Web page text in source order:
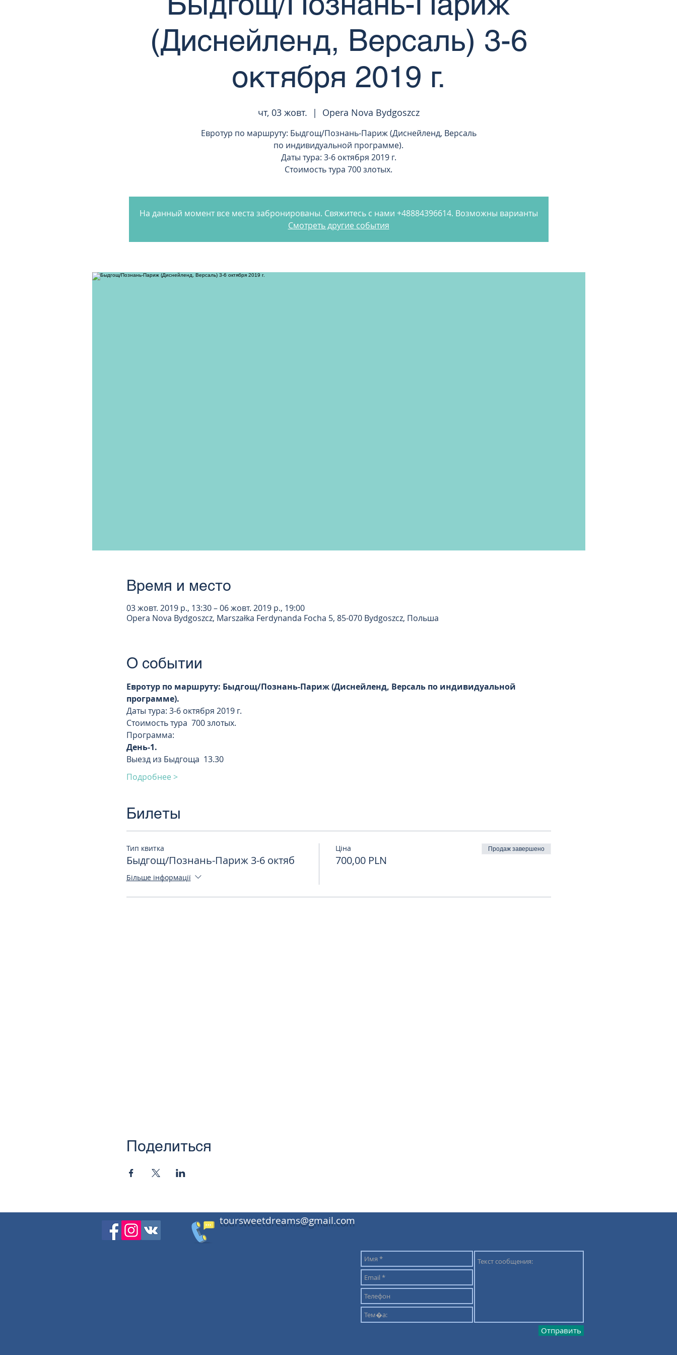
(Диснейленд, Версаль) 3-6
октября 2019 г.
чт, 03 жовт.
  |
Opera Nova Bydgoszcz
Евротур по маршруту: Быдгощ/Познань-Париж (Диснейленд, Версаль
по индивидуальной программе).
Даты тура: 3-6 октября 2019 г.
Стоимость тура 700 злотых.
На данный момент все места забронированы. Свяжитесь с нами +48884396614. Возможны варианты
Смотреть другие события
Время и место
03 жовт. 2019 р., 13:30 – 06 жовт. 2019 р., 19:00
Opera Nova Bydgoszcz, Marszałka Ferdynanda Focha 5, 85-070 Bydgoszcz, Польша
О событии
Евротур по маршруту: Быдгощ/Познань-Париж (Диснейленд, Версаль по индивидуальной
программе).
Даты тура: 3-6 октября 2019 г.
Стоимость тура  700 злотых.
Программа:
День-1.
Выезд из Быдгоща  13.30
Подробнее >
Билеты
Тип квитка
Быдгощ/Познань-Париж 3-6 октяб
Більше інформації
Ціна
700,00 PLN
Продаж завершено
Поделиться
toursweetdreams@gmail.com
Отправить